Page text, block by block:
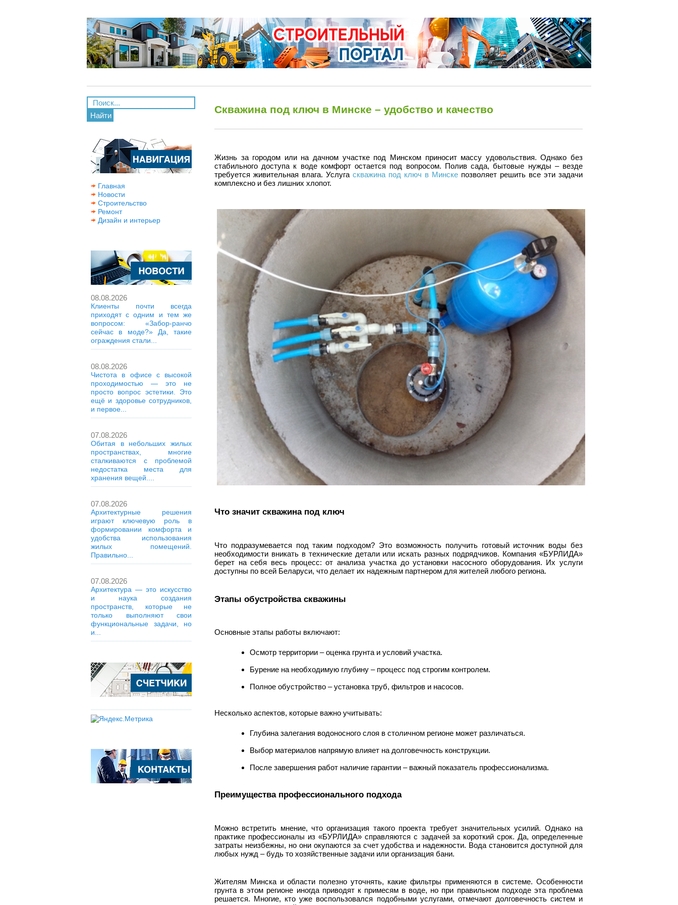
Найти
Главная
Новости
Строительство
Ремонт
Дизайн и интерьер
08.08.2026
Клиенты почти всегда
приходят с одним и тем же
вопросом: «Забор-ранчо
сейчас в моде?» Да, такие
ограждения стали...
08.08.2026
Чистота в офисе с высокой
проходимостью — это не
просто вопрос эстетики. Это
ещё и здоровье сотрудников,
и первое...
07.08.2026
Обитая в небольших жилых
пространствах, многие
сталкиваются с проблемой
недостатка места для
хранения вещей....
07.08.2026
Архитектурные решения
играют ключевую роль в
формировании комфорта и
удобства использования
жилых помещений.
Правильно...
07.08.2026
Архитектура — это искусство
и наука создания
пространств, которые не
только выполняют свои
функциональные задачи, но
и...
Скважина под ключ в Минске – удобство и качество
Жизнь за городом или на дачном участке под Минском приносит массу удовольствия. Однако без
стабильного доступа к воде комфорт остается под вопросом. Полив сада, бытовые нужды – везде
требуется живительная влага. Услуга скважина под ключ в Минске позволяет решить все эти задачи
комплексно и без лишних хлопот.
Что значит скважина под ключ
Что подразумевается под таким подходом? Это возможность получить готовый источник воды без
необходимости вникать в технические детали или искать разных подрядчиков. Компания «БУРЛИДА»
берет на себя весь процесс: от анализа участка до установки насосного оборудования. Их услуги
доступны по всей Беларуси, что делает их надежным партнером для жителей любого региона.
Этапы обустройства скважины
Основные этапы работы включают:
Осмотр территории – оценка грунта и условий участка.
Бурение на необходимую глубину – процесс под строгим контролем.
Полное обустройство – установка труб, фильтров и насосов.
Несколько аспектов, которые важно учитывать:
Глубина залегания водоносного слоя в столичном регионе может различаться.
Выбор материалов напрямую влияет на долговечность конструкции.
После завершения работ наличие гарантии – важный показатель профессионализма.
Преимущества профессионального подхода
Можно встретить мнение, что организация такого проекта требует значительных усилий. Однако на
практике профессионалы из «БУРЛИДА» справляются с задачей за короткий срок. Да, определенные
затраты неизбежны, но они окупаются за счет удобства и надежности. Вода становится доступной для
любых нужд – будь то хозяйственные задачи или организация бани.
Жителям Минска и области полезно уточнять, какие фильтры применяются в системе. Особенности
грунта в этом регионе иногда приводят к примесям в воде, но при правильном подходе эта проблема
решается. Многие, кто уже воспользовался подобными услугами, отмечают долговечность систем и